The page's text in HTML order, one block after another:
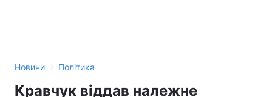
Новини › Політика
Кравчук віддав належне